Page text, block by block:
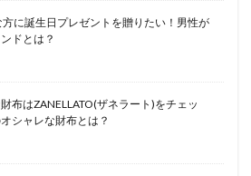
方に誕生日プレゼントを贈りたい！男性が
ドとは？
布はZANELLATO(ザネラート)をチェッ
シャレな財布とは？